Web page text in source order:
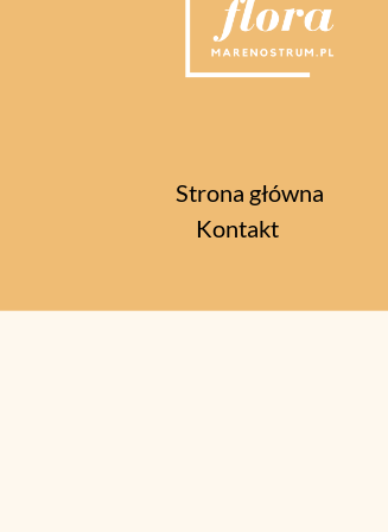
Strona główna
Kontakt